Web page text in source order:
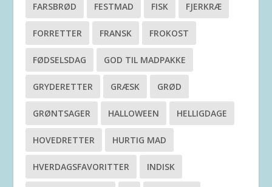
FARSBRØD FESTMAD FISK FJERKRÆ
FORRETTER FRANSK FROKOST
FØDSELSDAG GOD TIL MADPAKKE
GRYDERETTER GRÆSK GRØD
GRØNTSAGER HALLOWEEN HELLIGDAGE
HOVEDRETTER HURTIG MAD
HVERDAGSFAVORITTER INDISK